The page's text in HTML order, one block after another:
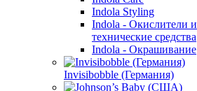
Indola Styling
Indola - Окислители и
технические средства
Indola - Окрашивание
Invisibobble (Германия)